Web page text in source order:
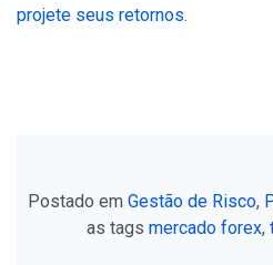
projete seus retornos.
Postado em Gestão de Risco,
as tags mercado forex,